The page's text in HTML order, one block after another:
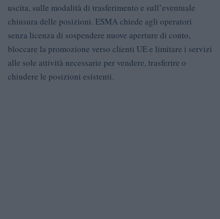
uscita, sulle modalità di trasferimento e sull’eventuale
chiusura delle posizioni. ESMA chiede agli operatori
senza licenza di sospendere nuove aperture di conto,
bloccare la promozione verso clienti UE e limitare i servizi
alle sole attività necessarie per vendere, trasferire o
chiudere le posizioni esistenti.